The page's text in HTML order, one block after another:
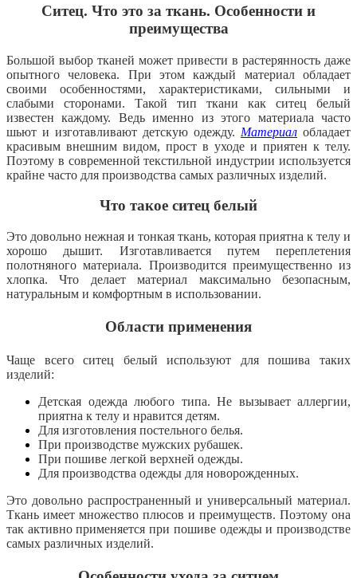
Ситец. Что это за ткань. Особенности и
преимущества
Большой выбор тканей может привести в растерянность даже
опытного человека. При этом каждый материал обладает
своими особенностями, характеристиками, сильными и
слабыми сторонами. Такой тип ткани как ситец белый
известен каждому. Ведь именно из этого материала часто
шьют и изготавливают детскую одежду. Материал обладает
красивым внешним видом, прост в уходе и приятен к телу.
Поэтому в современной текстильной индустрии используется
крайне часто для производства самых различных изделий.
Что такое ситец белый
Это довольно нежная и тонкая ткань, которая приятна к телу и
хорошо дышит. Изготавливается путем переплетения
полотняного материала. Производится преимущественно из
хлопка. Что делает материал максимально безопасным,
натуральным и комфортным в использовании.
Области применения
Чаще всего ситец белый используют для пошива таких
изделий:
Детская одежда любого типа. Не вызывает аллергии,
приятна к телу и нравится детям.
Для изготовления постельного белья.
При производстве мужских рубашек.
При пошиве легкой верхней одежды.
Для производства одежды для новорожденных.
Это довольно распространенный и универсальный материал.
Ткань имеет множество плюсов и преимуществ. Поэтому она
так активно применяется при пошиве одежды и производстве
самых различных изделий.